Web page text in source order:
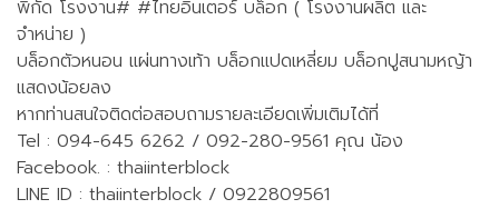
พิกัด โรงงาน# #ไทยอินเตอร์ บล็อก ( โรงงานผลิต และ
จำหน่าย )
บล็อกตัวหนอน แผ่นทางเท้า บล็อกแปดเหลี่ยม บล็อกปูสนามหญ้า
แสดงน้อยลง
หากท่านสนใจติดต่อสอบถามรายละเอียดเพิ่มเติมได้ที่
Tel : 094-645 6262 / 092-280-9561 คุณ น้อง
Facebook. : thaiinterblock
LINE ID : thaiinterblock / 0922809561